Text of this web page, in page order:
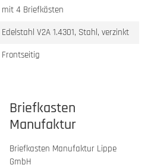
mit 4 Briefkästen
Edelstahl V2A 1.4301, Stahl, verzinkt
Frontseitig
Briefkasten
Manufaktur
Briefkasten Manufaktur Lippe
GmbH